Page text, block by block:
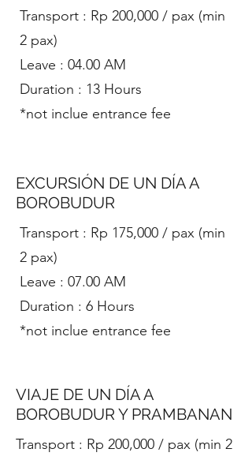
Transport : Rp 200,000 / pax (min
2 pax)
Leave : 04.00 AM
Duration : 13 Hours
*not inclue entrance fee
EXCURSIÓN DE UN DÍA A
BOROBUDUR
​Transport : Rp 175,000 / pax (min
2 pax)
Leave : 07.00 AM
Duration : 6 Hours
*not inclue entrance fee
VIAJE DE UN DÍA A
BOROBUDUR Y PRAMBANAN
​Transport : Rp 200,000 / pax (min 2